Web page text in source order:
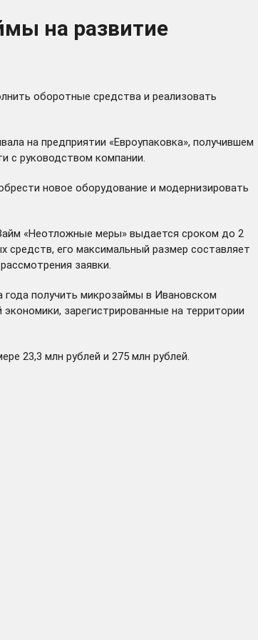
на развитие
оборотные средства и реализовать
на предприятии «Евроупаковка», получившем
с руководством компании.
новое оборудование и модернизировать
«Неотложные меры» выдается сроком до 2
средств, его максимальный размер составляет
заявки.
получить микрозаймы в Ивановском
зарегистрированные на территории
23,3 млн рублей и 275 млн рублей.